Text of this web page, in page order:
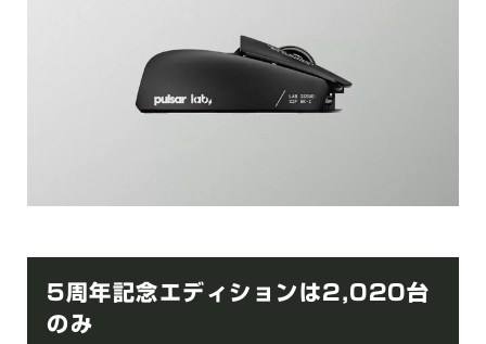
5周年記念エディションは2,020台
のみ